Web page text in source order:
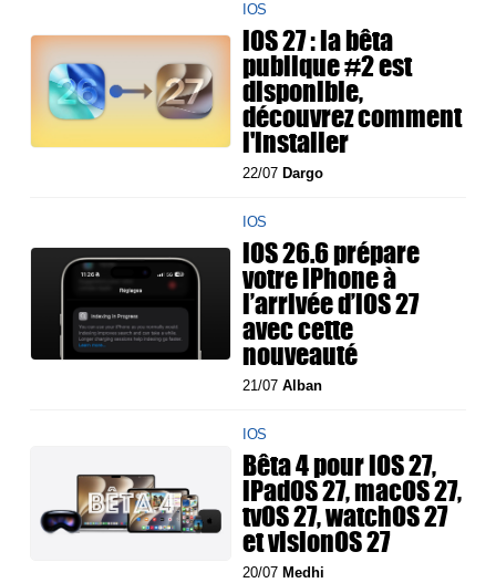
IOS
iOS 27 : la bêta
publique #2 est
disponible,
découvrez comment
l'installer
22/07 Dargo
IOS
iOS 26.6 prépare
votre iPhone à
l’arrivée d’iOS 27
avec cette
nouveauté
21/07Alban
IOS
Bêta 4 pour iOS 27,
iPadOS 27, macOS 27,
tvOS 27, watchOS 27
et visionOS 27
20/07 Medhi